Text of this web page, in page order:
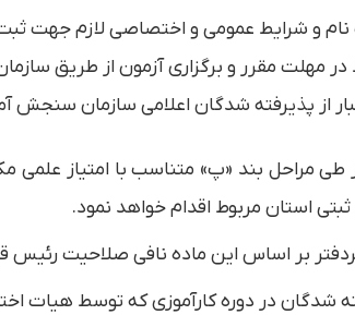
و شرایط عمومی و اختصاصی لازم جهت ثبت
در مهلت مقرر و برگزاری آزمون از طریق
از پذیرفته شدگان اعلامی سازمان
پس از طی مراحل بند «پ» متناسب با امتیاز
استان مربوط اقدام خواهد نمود.